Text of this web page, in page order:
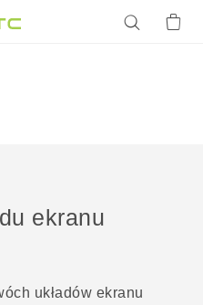
ekranu
układów ekranu